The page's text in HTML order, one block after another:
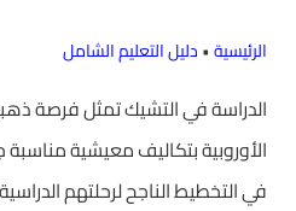
الرئيسية•دليل التعليم الشامل
الدراسة في التشيك تمثل فرصة
الأوروبية بتكاليف معيشية
في التخطيط الناجح لرحلتهم